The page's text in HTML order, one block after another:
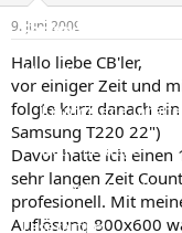
Forum
Aktuelles
Empfohlene Inhalte
Neue Beiträge
Neueste Aktivitäten
Leserartikel
e
r
t
a
m
9. Juni 2009
Hallo liebe CB'ler,
vor einiger Zeit und
folgte kurz danach
Samsung T220 22")
Davor hatte ich einen
sehr langen Zeit
profesionell. Mit
Auflösung 800x600